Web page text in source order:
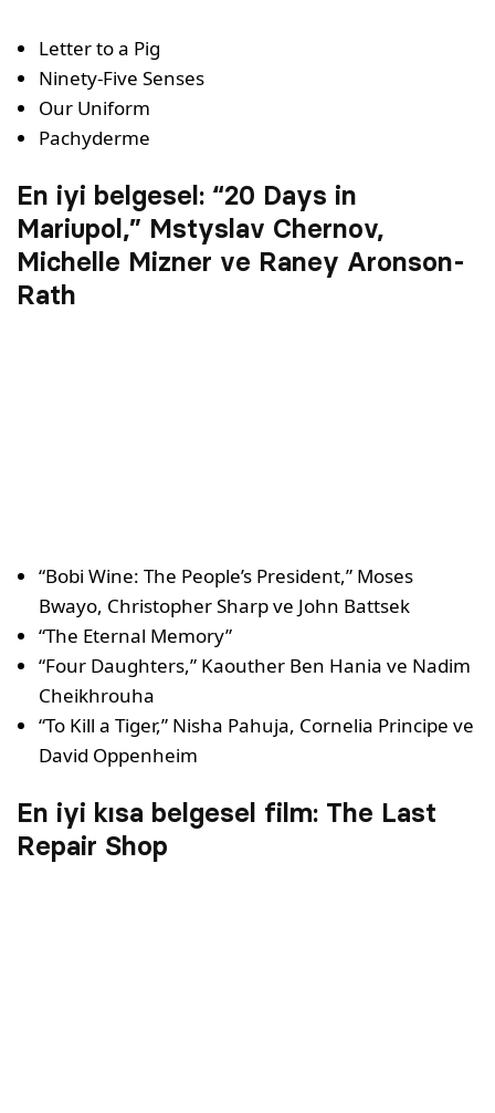
Letter to a Pig
Ninety-Five Senses
Our Uniform
Pachyderme
En iyi belgesel: “20 Days in
Mariupol,” Mstyslav Chernov,
Michelle Mizner ve Raney Aronson-
Rath
“Bobi Wine: The People’s President,” Moses
Bwayo, Christopher Sharp ve John Battsek
“The Eternal Memory”
“Four Daughters,” Kaouther Ben Hania ve Nadim
Cheikhrouha
“To Kill a Tiger,” Nisha Pahuja, Cornelia Principe ve
David Oppenheim
En iyi kısa belgesel film: The Last
Repair Shop